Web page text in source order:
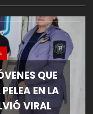
QUE
EN LA
VIRAL